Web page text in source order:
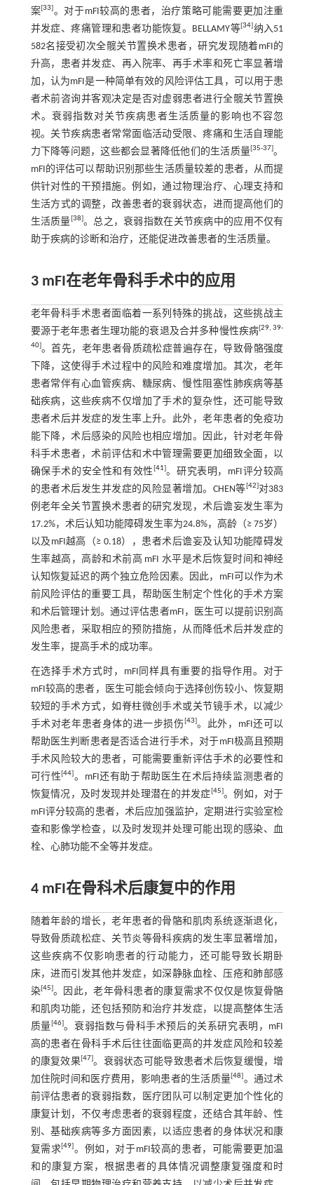
案[33]。对于mFI较高的患者，治疗策略可能需要更加注重
并发症、疼痛管理和患者功能恢复。BELLAMY等[34]纳入51
582名接受初次全髋关节置换术患者，研究发现随着mFI的
升高，患者并发症、再入院率、再手术率和死亡率显著增
加，认为mFI是一种简单有效的风险评估工具，可以用于患
者术前咨询并客观决定是否对虚弱患者进行全髋关节置换
术。衰弱指数对关节疾病患者生活质量的影响也不容忽
视。关节疾病患者常常面临活动受限、疼痛和生活自理能
力下降等问题，这些都会显著降低他们的生活质量[35-37]。
mFI的评估可以帮助识别那些生活质量较差的患者，从而提
供针对性的干预措施。例如，通过物理治疗、心理支持和
生活方式的调整，改善患者的衰弱状态，进而提高他们的
生活质量[38]。总之，衰弱指数在关节疾病中的应用不仅有
助于疾病的诊断和治疗，还能促进改善患者的生活质量。
3 mFI在老年骨科手术中的应用
老年骨科手术患者面临着一系列特殊的挑战，这些挑战主
要源于老年患者生理功能的衰退及合并多种慢性疾病[29,39-
40]。首先，老年患者骨质疏松症普遍存在，导致骨骼强度
下降，这使得手术过程中的风险和难度增加。其次，老年
患者常伴有心血管疾病、糖尿病、慢性阻塞性肺疾病等基
础疾病，这些疾病不仅增加了手术的复杂性，还可能导致
患者术后并发症的发生率上升。此外，老年患者的免疫功
能下降，术后感染的风险也相应增加。因此，针对老年骨
科手术患者，术前评估和术中管理需要更加细致全面，以
确保手术的安全性和有效性 [41]。研究表明，mFI评分较高
的患者术后发生并发症的风险显著增加。CHEN等[42]对383
例老年全关节置换术患者的研究发现，术后谵妄发生率为
17.2%，术后认知功能障碍发生率为24.8%，高龄（≥ 75岁）
以及mFI越高（≥ 0.18），患者术后谵妄及认知功能障碍发
生率越高，高龄和术前高 mFI 水平是术后恢复时间和神经
认知恢复延迟的两个独立危险因素。因此，mFI可以作为术
前风险评估的重要工具，帮助医生制定个性化的手术方案
和术后管理计划。通过评估患者mFI，医生可以提前识别高
风险患者，采取相应的预防措施，从而降低术后并发症的
发生率，提高手术的成功率。
在选择手术方式时，mFI同样具有重要的指导作用。对于
mFI较高的患者，医生可能会倾向于选择创伤较小、恢复期
较短的手术方式，如脊柱微创手术或关节镜手术，以减少
手术对老年患者身体的进一步损伤 [43]。此外，mFI还可以
帮助医生判断患者是否适合进行手术，对于mFI极高且预期
手术风险较大的患者，可能需要重新评估手术的必要性和
可行性[44]。mFI还有助于帮助医生在术后持续监测患者的
恢复情况，及时发现并处理潜在的并发症[45]。例如，对于
mFI评分较高的患者，术后应加强监护，定期进行实验室检
查和影像学检查，以及时发现并处理可能出现的感染、血
栓、心肺功能不全等并发症。
4 mFI在骨科术后康复中的作用
随着年龄的增长，老年患者的骨骼和肌肉系统逐渐退化，
导致骨质疏松症、关节炎等骨科疾病的发生率显著增加，
这些疾病不仅影响患者的行动能力，还可能导致长期卧
床，进而引发其他并发症，如深静脉血栓、压疮和肺部感
染[45]。因此，老年骨科患者的康复需求不仅仅是恢复骨骼
和肌肉功能，还包括预防和治疗并发症，以提高整体生活
质量[46]。衰弱指数与骨科手术预后的关系研究表明，mFI
高的患者在骨科手术后往往面临更高的并发症风险和较差
的康复效果[47]。衰弱状态可能导致患者术后恢复缓慢，增
加住院时间和医疗费用，影响患者的生活质量[48]。通过术
前评估患者的衰弱指数，医疗团队可以制定更加个性化的
康复计划，不仅考虑患者的衰弱程度，还结合其年龄、性
别、基础疾病等多方面因素，以适应患者的身体状况和康
复需求[49]。例如，对于mFI较高的患者，可能需要更加温
和的康复方案，根据患者的具体情况调整康复强度和时